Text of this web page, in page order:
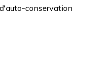
conservation